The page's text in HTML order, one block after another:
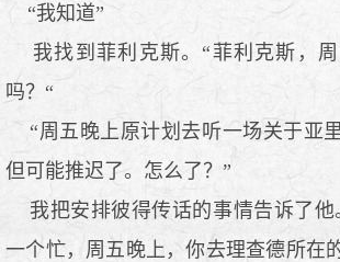
“我知道”
我找到菲利克斯。“菲利克斯，
吗？“
“周五晚上原计划去听一场关于亚里
但可能推迟了。怎么了？”
我把安排彼得传话的事情告诉了他
一个忙，周五晚上，你去理查德所在